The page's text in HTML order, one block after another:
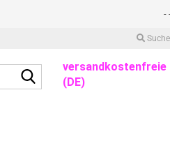
-
Suche...versandkostenfreie
(DE)